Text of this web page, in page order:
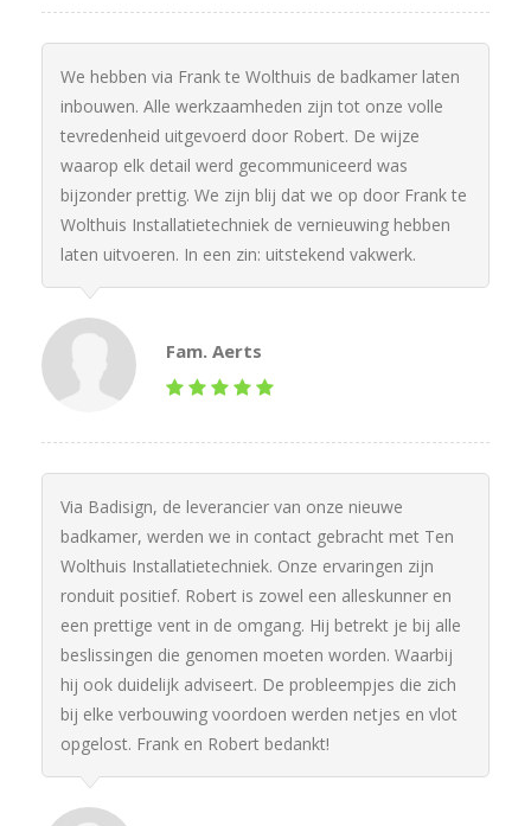
We hebben via Frank te Wolthuis de badkamer laten
inbouwen. Alle werkzaamheden zijn tot onze volle
tevredenheid uitgevoerd door Robert. De wijze
waarop elk detail werd gecommuniceerd was
bijzonder prettig. We zijn blij dat we op door Frank te
Wolthuis Installatietechniek de vernieuwing hebben
laten uitvoeren. In een zin: uitstekend vakwerk.
Fam. Aerts
Via Badisign, de leverancier van onze nieuwe
badkamer, werden we in contact gebracht met Ten
Wolthuis Installatietechniek. Onze ervaringen zijn
ronduit positief. Robert is zowel een alleskunner en
een prettige vent in de omgang. Hij betrekt je bij alle
beslissingen die genomen moeten worden. Waarbij
hij ook duidelijk adviseert. De probleempjes die zich
bij elke verbouwing voordoen werden netjes en vlot
opgelost. Frank en Robert bedankt!